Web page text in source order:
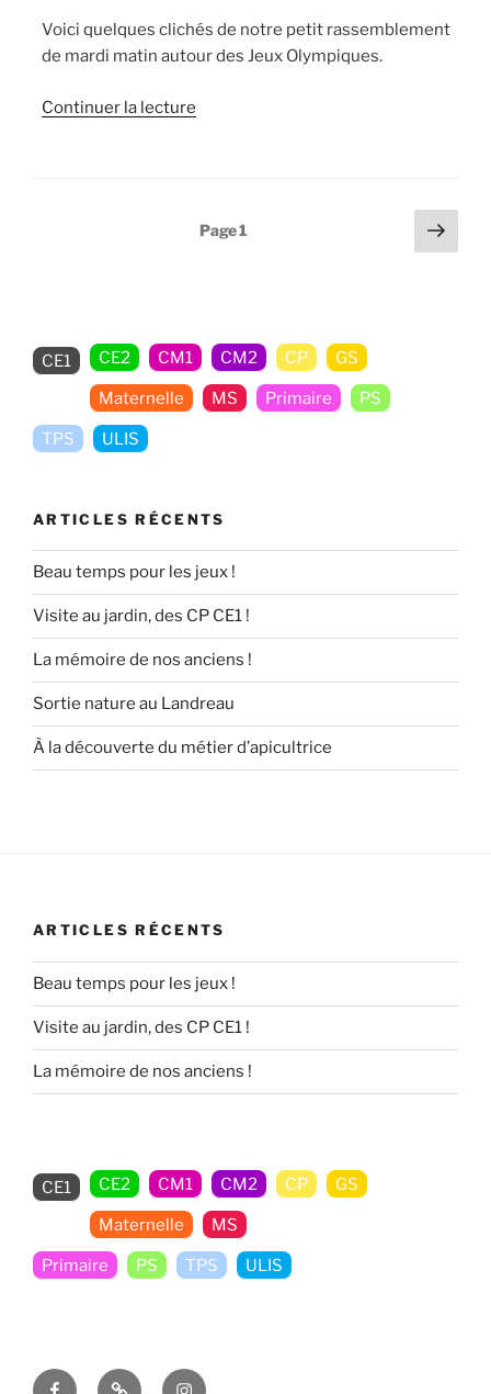
Voici quelques clichés de notre petit rassemblement
de mardi matin autour des Jeux Olympiques.
Continuer la lecturede
olympiques »
Page1
Page
CE1 CE2 CM1 CM2 CP GS
Maternelle MS Primaire PS
TPS ULIS
ARTICLES RÉCENTS
Beau temps pour les jeux !
Visite au jardin, des CP CE1 !
La mémoire de nos anciens !
Sortie nature au Landreau
À la découverte du métier d’apicultrice
ARTICLES RÉCENTS
Beau temps pour les jeux !
Visite au jardin, des CP CE1 !
La mémoire de nos anciens !
CE1 CE2 CM1 CM2 CP GS
Maternelle MS
Primaire PS TPS ULIS
Facebook
E- Insta